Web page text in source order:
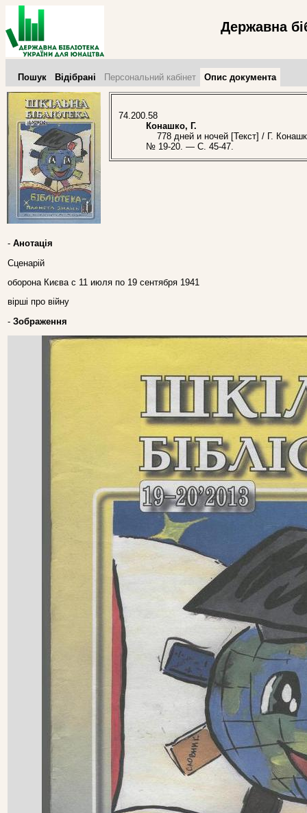
Державна
Пошук Відібрані Персональний кабінет Опис документа
74.200.58
Конашко, Г.
778 дней и ночей [Текст] / Г.
№ 19-20. — С. 45-47.
- Анотація
Сценарій
оборона Києва с 11 июля по 19 сентября 1941
вірші про війну
- Зображення